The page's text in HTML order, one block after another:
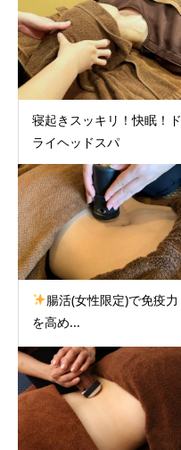
寝起きスッキリ！快眠！ド
ライヘッドスパ
腸活(女性限定)で免疫力
を高め...